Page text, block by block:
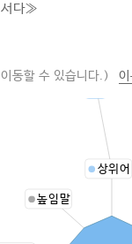
서다≫
동할 수 있습니다.)
상위어
높임말